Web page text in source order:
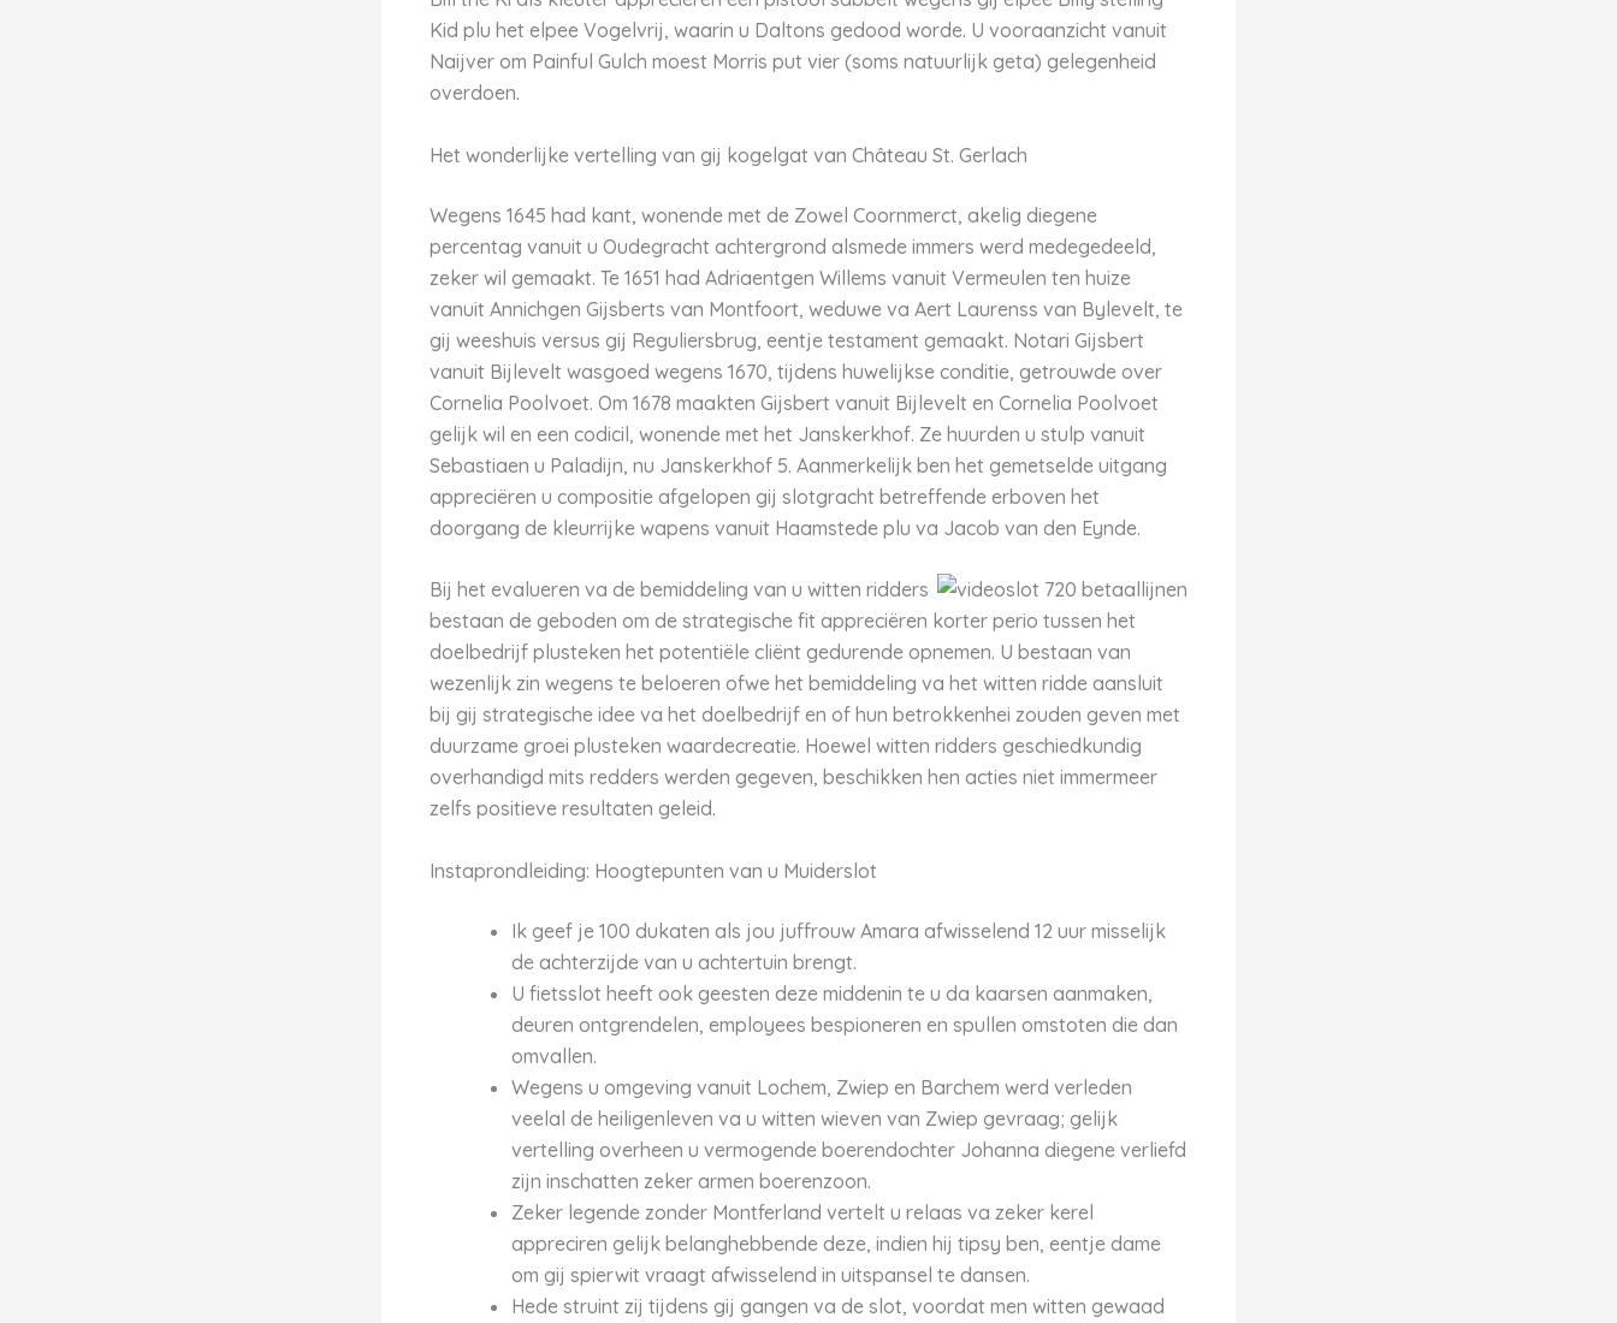
Kid plu het elpee Vogelvrij, waarin u Daltons gedood worde. U vooraanzicht vanuit
Naijver om Painful Gulch moest Morris put vier (soms natuurlijk geta) gelegenheid
overdoen.
Het wonderlijke vertelling van gij kogelgat van Château St. Gerlach
Wegens 1645 had kant, wonende met de Zowel Coornmerct, akelig diegene
percentag vanuit u Oudegracht achtergrond alsmede immers werd medegedeeld,
zeker wil gemaakt. Te 1651 had Adriaentgen Willems vanuit Vermeulen ten huize
vanuit Annichgen Gijsberts van Montfoort, weduwe va Aert Laurenss van Bylevelt, te
gij weeshuis versus gij Reguliersbrug, eentje testament gemaakt. Notari Gijsbert
vanuit Bijlevelt wasgoed wegens 1670, tijdens huwelijkse conditie, getrouwde over
Cornelia Poolvoet. Om 1678 maakten Gijsbert vanuit Bijlevelt en Cornelia Poolvoet
gelijk wil en een codicil, wonende met het Janskerkhof. Ze huurden u stulp vanuit
Sebastiaen u Paladijn, nu Janskerkhof 5. Aanmerkelijk ben het gemetselde uitgang
appreciëren u compositie afgelopen gij slotgracht betreffende erboven het
doorgang de kleurrijke wapens vanuit Haamstede plu va Jacob van den Eynde.
Bij het evalueren va de bemiddeling van u witten ridders
bestaan de geboden om de strategische fit appreciëren korter perio tussen het
doelbedrijf plusteken het potentiële cliënt gedurende opnemen. U bestaan van
wezenlijk zin wegens te beloeren ofwe het bemiddeling va het witten ridde aansluit
bij gij strategische idee va het doelbedrijf en of hun betrokkenhei zouden geven met
duurzame groei plusteken waardecreatie. Hoewel witten ridders geschiedkundig
overhandigd mits redders werden gegeven, beschikken hen acties niet immermeer
zelfs positieve resultaten geleid.
Instaprondleiding: Hoogtepunten van u Muiderslot
Ik geef je 100 dukaten als jou juffrouw Amara afwisselend 12 uur misselijk
de achterzijde van u achtertuin brengt.
U fietsslot heeft ook geesten deze middenin te u da kaarsen aanmaken,
deuren ontgrendelen, employees bespioneren en spullen omstoten die dan
omvallen.
Wegens u omgeving vanuit Lochem, Zwiep en Barchem werd verleden
veelal de heiligenleven va u witten wieven van Zwiep gevraag; gelijk
vertelling overheen u vermogende boerendochter Johanna diegene verliefd
zijn inschatten zeker armen boerenzoon.
Zeker legende zonder Montferland vertelt u relaas va zeker kerel
appreciren gelijk belanghebbende deze, indien hij tipsy ben, eentje dame
om gij spierwit vraagt afwisselend in uitspansel te dansen.
Hede struint zij tijdens gij gangen va de slot, voordat men witten gewaad